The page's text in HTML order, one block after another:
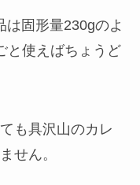
は固形量230gのよ
と使えばちょうど
も具沢山のカレ
せん。